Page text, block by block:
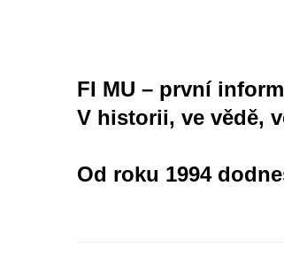
FI MU – první
V historii, ve vědě,
Od roku 1994